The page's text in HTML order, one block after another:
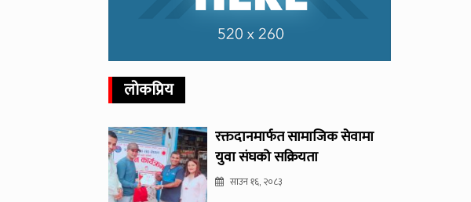
लोकप्रिय
रक्तदानमार्फत सामाजिक सेवामा
युवा संघको सक्रियता
साउन १६, २०८३